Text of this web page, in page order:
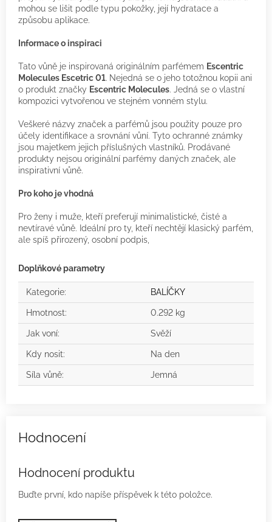
mohou se lišit podle typu pokožky, její hydratace a
způsobu aplikace.
Informace o inspiraci
Tato vůně je inspirovaná originálním parfémem Escentric
Molecules Escetric 01. Nejedná se o jeho totožnou kopii ani
o produkt značky Escentric Molecules. Jedná se o vlastní
kompozici vytvořenou ve stejném vonném stylu.
Veškeré názvy značek a parfémů jsou použity pouze pro
účely identifikace a srovnání vůní. Tyto ochranné známky
jsou majetkem jejich příslušných vlastníků. Prodávané
produkty nejsou originální parfémy daných značek, ale
inspirativní vůně.
Pro koho je vhodná
Pro ženy i muže, kteří preferují minimalistické, čisté a
nevtíravé vůně. Ideální pro ty, kteří nechtějí klasický parfém,
ale spíš přirozený, osobní podpis,
Doplňkové parametry
Kategorie: BALÍČKY
Hmotnost: 0.292 kg
Jak voní: Svěží
Kdy nosit: Na den
Síla vůně: Jemná
Hodnocení produktu
Buďte první, kdo napíše příspěvek k této položce.